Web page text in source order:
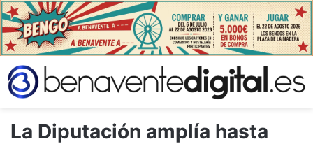
La Diputación amplía hasta